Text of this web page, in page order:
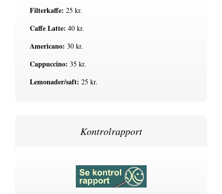
Filterkaffe: 25 kr.
Caffe Latte: 40 kr.
Americano: 30 kr.
Cappuccino: 35 kr.
Lemonader/saft: 25 kr.
Kontrolrapport